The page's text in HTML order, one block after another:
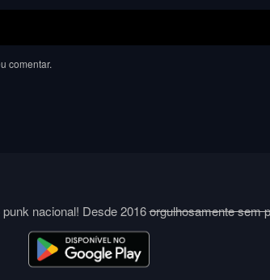
comentar.
nacional! Desde 2016orgulhosamente sem